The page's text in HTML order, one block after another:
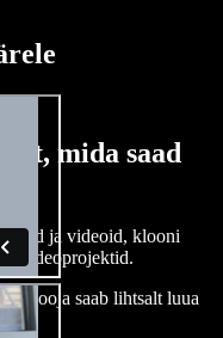
mida saad
ja videoid, klooni
videoprojektid.
– looja saab lihtsalt luua